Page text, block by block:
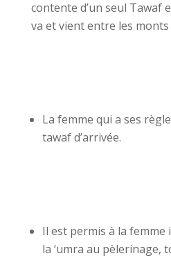
contente d’un seul Tawaf
va et vient entre les monts
La femme qui a ses
tawaf d’arrivée.
Il est permis à la femme
la ‘umra au pèlerinage,